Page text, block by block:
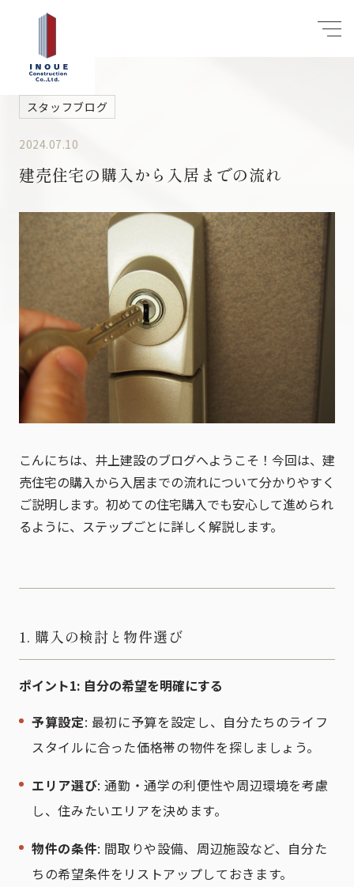
スタッフブログ
2024.07.10
建売住宅の購入から入居までの流れ
こんにちは、井上建設のブログへようこそ！今回は、建
売住宅の購入から入居までの流れについて分かりやすく
ご説明します。初めての住宅購入でも安心して進められ
るように、ステップごとに詳しく解説します。
1. 購入の検討と物件選び
ポイント1: 自分の希望を明確にする
予算設定: 最初に予算を設定し、自分たちのライフ
スタイルに合った価格帯の物件を探しましょう。
エリア選び: 通勤・通学の利便性や周辺環境を考慮
し、住みたいエリアを決めます。
物件の条件: 間取りや設備、周辺施設など、自分た
ちの希望条件をリストアップしておきます。